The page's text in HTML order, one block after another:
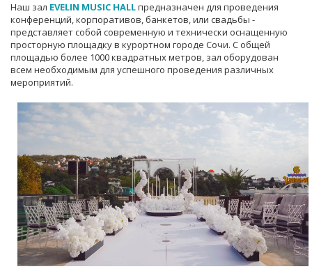
Наш зал EVELIN MUSIC HALLпредназначен для проведения
конференций, корпоративов, банкетов, или свадьбы -
представляет собой современную и технически оснащенную
просторную площадку в курортном городе Сочи. С общей
площадью более 1000 квадратных метров, зал оборудован
всем необходимым для успешного проведения различных
мероприятий.